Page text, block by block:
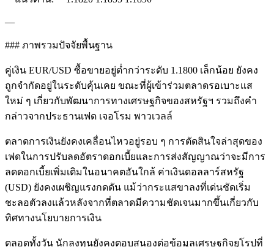
—
### ภาพรวมปัจจัยพื้นฐาน
คู่เงิน EUR/USD ซื้อขายอยู่ต่ำกว่าระดับ 1.1800 เล็กน้อย ยังคง
ถูกจำกัดอยู่ในระดับคุ้นเคย ขณะที่ผู้เข้าร่วมตลาดรอเบาะแส
ใหม่ ๆ เกี่ยวกับพัฒนาการทางเศรษฐกิจของสหรัฐฯ รวมถึงคำ
กล่าวจากประธานเฟด เจอโรม พาวเวลล์
ตลาดการเงินยังคงเคลื่อนไหวอยู่รอบ ๆ การตัดสินใจล่าสุดของ
เฟดในการปรับลดอัตราดอกเบี้ยและการส่งสัญญาณว่าจะมีการ
ลดดอกเบี้ยเพิ่มเติมในอนาคตอันใกล้ ค่าเงินดอลลาร์สหรัฐ
(USD) ยังคงเผชิญแรงกดดัน แม้ว่ากระแสขาลงที่เด่นชัดเริ่ม
ชะลอตัวลงแล้วหลังจากที่ตลาดมีความชัดเจนมากขึ้นเกี่ยวกับ
ทิศทางนโยบายการเงิน
ตลอดทั้งวัน นักลงทุนยังคงตอบสนองต่อข้อมูลเศรษฐกิจยุโรปที่